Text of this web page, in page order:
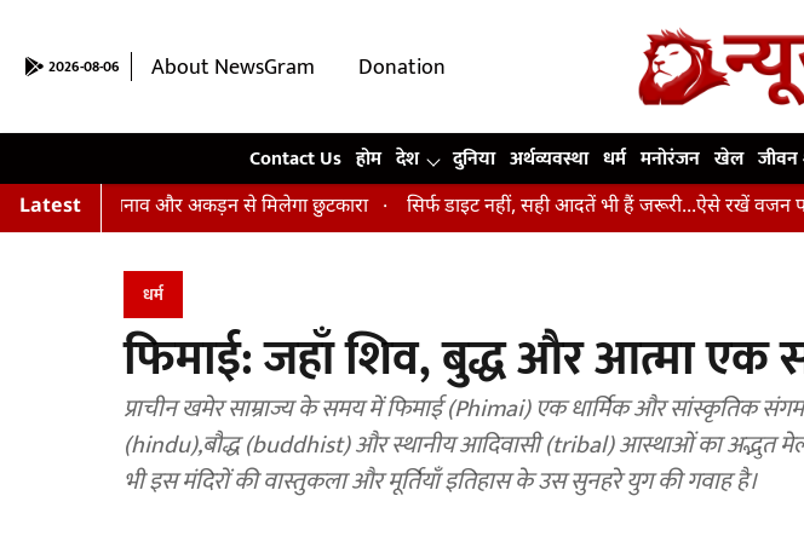
2026-08-06 About NewsGram
Donation
Contact Us होम देश दुनिया अर्थव्यवस्था धर्म मनोरंजन खेल
Latest
तनाव और अकड़न से मिलेगा छुटकारा सिर्फ डाइट नहीं, सही आदतें भी हैं जरूरी...ऐसे रखें वजन पर
धर्म
फिमाई: जहाँ शिव, बुद्ध और आत्मा एक
प्राचीन खमेर साम्राज्य के समय में फिमाई (Phimai) एक धार्मिक और सांस्कृतिक
(hindu),बौद्ध (buddhist) और स्थानीय आदिवासी (tribal) आस्थाओं का अद्भुत
भी इस मंदिरों की वास्तुकला और मूर्तियाँ इतिहास के उस सुनहरे युग की गवाह है।